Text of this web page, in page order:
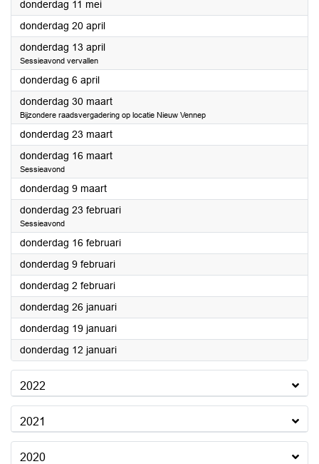
donderdag 11 mei2023
donderdag 20 april2023
donderdag 13 april2023
Sessieavond vervallen
donderdag 6 april2023
donderdag 30 maart2023
Bijzondere raadsvergadering op locatie Nieuw Vennep
donderdag 23 maart2023
donderdag 16 maart2023
Sessieavond
donderdag 9 maart2023
donderdag 23 februari2023
Sessieavond
donderdag 16 februari2023
donderdag 9 februari2023
donderdag 2 februari2023
donderdag 26 januari2023
donderdag 19 januari2023
donderdag 12 januari2023
2022
2021
2020